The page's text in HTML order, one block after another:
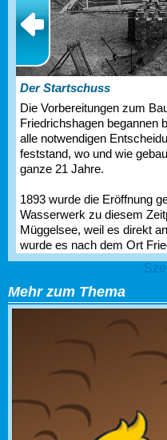
Der Startschuss
Die Vorbereitungen zum
Friedrichshagen begannen
alle notwendigen
feststand, wo und wie
ganze 21 Jahre.
1893 wurde die Eröffnung
Wasserwerk zu diesem
Müggelsee, weil es direkt
wurde es nach dem Ort
Mehr zum Thema